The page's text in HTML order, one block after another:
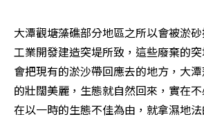
大潭觀塘藻礁部分地區之所以會被淤
工業開發建造突堤所致，這些廢棄的
會把現有的淤沙帶回應去的地方，大
的壯闊美麗，生態就自然回來，實在
在以一時的生態不佳為由，就拿濕地